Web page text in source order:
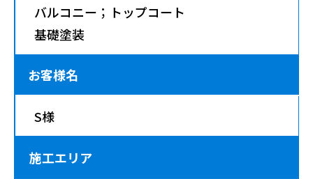
バルコニー；トップコート
基礎塗装
お客様名
S様
施工エリア